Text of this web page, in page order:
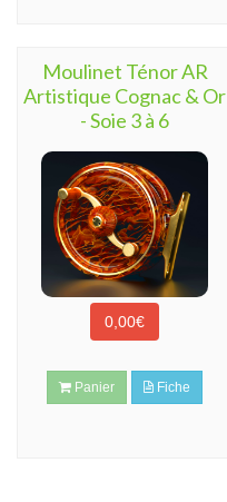
Moulinet Ténor AR
Artistique Cognac & Or
- Soie 3 à 6
0,00€
Panier Fiche